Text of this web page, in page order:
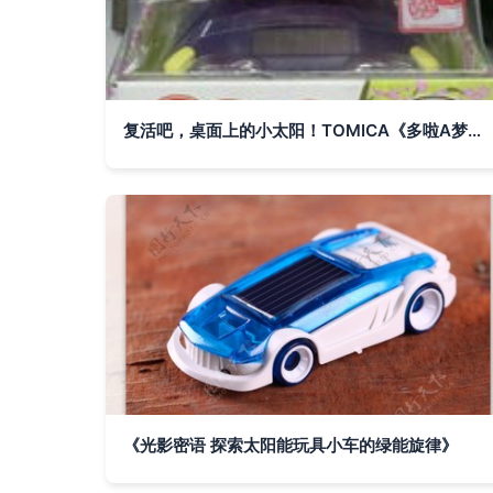
复活吧，桌面上的小太阳！TOMICA《多啦A梦》太阳能摇头福仔 手办手信测评
《光影密语 探索太阳能玩具小车的绿能旋律》